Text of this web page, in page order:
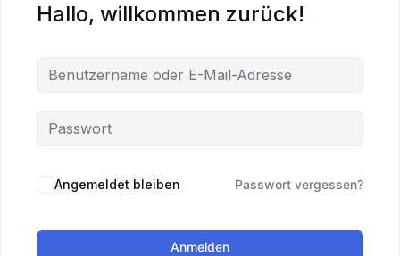
Hallo, willkommen zurück!
Angemeldet bleiben Passwort vergessen?
Anmelden